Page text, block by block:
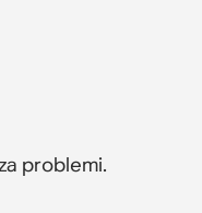
problemi.